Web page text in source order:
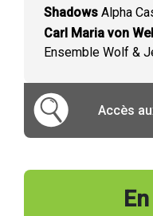
Shadows Alpha
Carl Maria von
Ensemble Wolf &
Accès